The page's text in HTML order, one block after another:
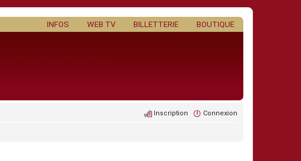
BOUTIQUE
BILLETTERIE
WEB TV
INFOS
Connexion
Inscription